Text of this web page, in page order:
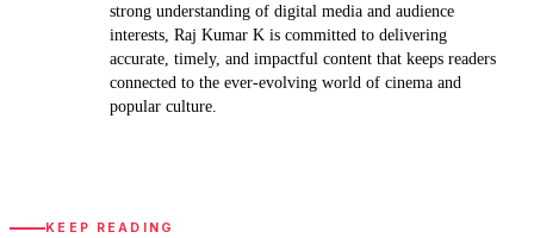
strong understanding of digital media and audience
interests, Raj Kumar K is committed to delivering
accurate, timely, and impactful content that keeps readers
connected to the ever-evolving world of cinema and
popular culture.
KEEP READING